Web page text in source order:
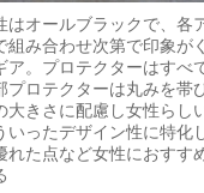
はオールブラックで、各
組み合わせ次第で印象が
ア。プロテクターはすべ
ロテクターは丸みを帯
大きさに配慮し女性らし
いったデザイン性に特化
れた点など女性におすす